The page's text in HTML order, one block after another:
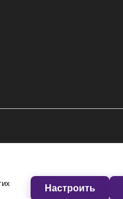
Настроить